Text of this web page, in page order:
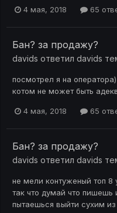
4 мая, 2018 65
Бан? за продажу?
davids ответил davids
посмотрел я на
котом не может быть
4 мая, 2018 65
Бан? за продажу?
davids ответил davids
не мели контуженый топ 8
так что думай что пишешь
пытаешься выйти сухим